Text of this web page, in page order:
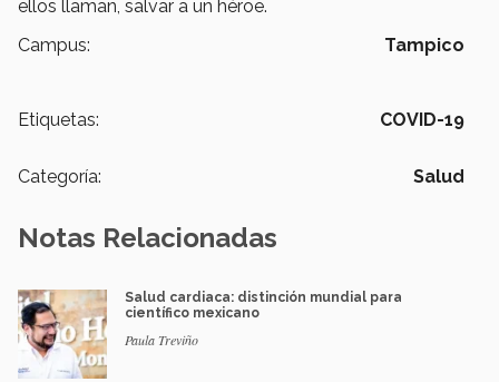
ellos llaman, salvar a un héroe.
Campus:
Tampico
Etiquetas: COVID-19
Categoría: Salud
Notas Relacionadas
Salud cardiaca: distinción mundial para
científico mexicano
Paula Treviño